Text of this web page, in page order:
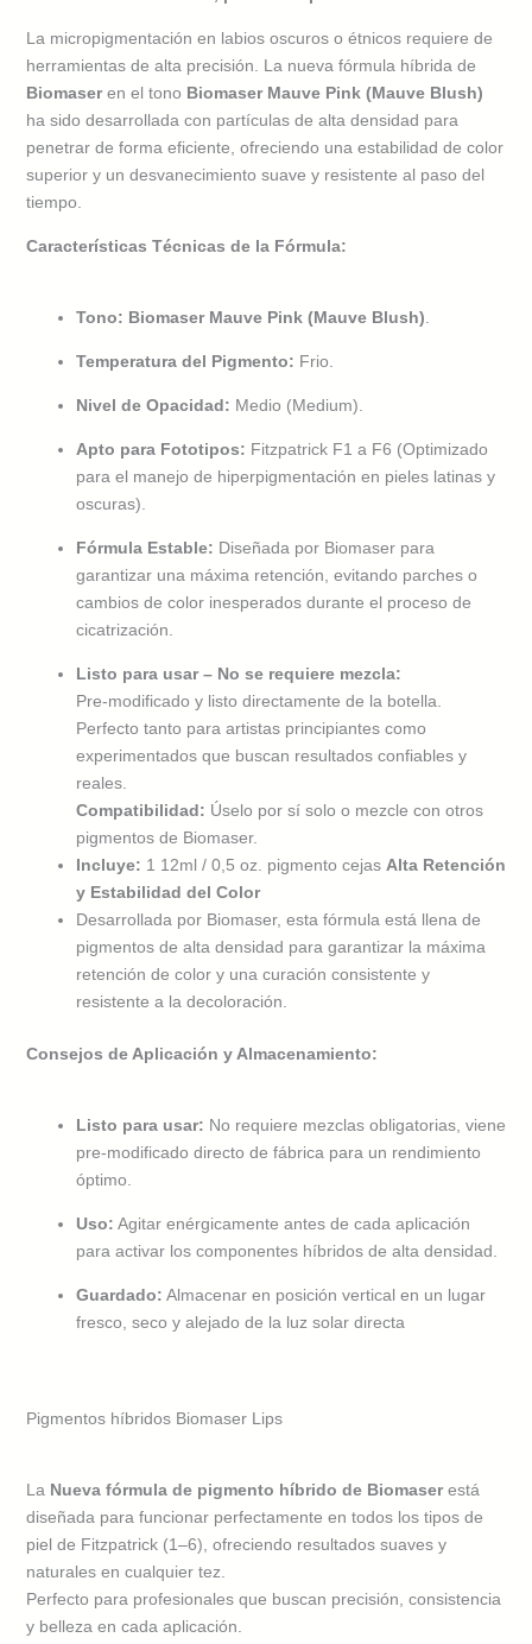
La micropigmentación en labios oscuros o étnicos requiere de
herramientas de alta precisión. La nueva fórmula híbrida de
Biomaseren el tono Biomaser Mauve Pink (Mauve Blush)
ha sido desarrollada con partículas de alta densidad para
penetrar de forma eficiente, ofreciendo una estabilidad de color
superior y un desvanecimiento suave y resistente al paso del
tiempo.
Características Técnicas de la Fórmula:
Tono: Biomaser Mauve Pink (Mauve Blush)
Temperatura del Pigmento: Frio.
Nivel de Opacidad: Medio (Medium).
Apto para Fototipos: Fitzpatrick F1 a F6 (Optimizado
para el manejo de hiperpigmentación en pieles latinas y
oscuras).
Fórmula Estable: Diseñada por Biomaser para
garantizar una máxima retención, evitando parches o
cambios de color inesperados durante el proceso de
cicatrización.
Listo para usar – No se requiere mezcla:
Pre-modificado y listo directamente de la botella.
Perfecto tanto para artistas principiantes como
experimentados que buscan resultados confiables y
reales.
Compatibilidad: Úselo por sí solo o mezcle con otros
pigmentos de Biomaser.
Incluye: 1 12ml / 0,5 oz. pigmento cejas Alta Retención
y Estabilidad del Color
Desarrollada por Biomaser, esta fórmula está llena de
pigmentos de alta densidad para garantizar la máxima
retención de color y una curación consistente y
resistente a la decoloración.
Consejos de Aplicación y Almacenamiento:
Listo para usar: No requiere mezclas obligatorias, viene
pre-modificado directo de fábrica para un rendimiento
óptimo.
Uso: Agitar enérgicamente antes de cada aplicación
para activar los componentes híbridos de alta densidad.
Guardado: Almacenar en posición vertical en un lugar
fresco, seco y alejado de la luz solar directa
Pigmentos híbridos Biomaser Lips
La Nueva fórmula de pigmento híbrido de Biomaserestá
diseñada para funcionar perfectamente en todos los tipos de
piel de Fitzpatrick (1–6), ofreciendo resultados suaves y
naturales en cualquier tez.
Perfecto para profesionales que buscan precisión, consistencia
y belleza en cada aplicación.